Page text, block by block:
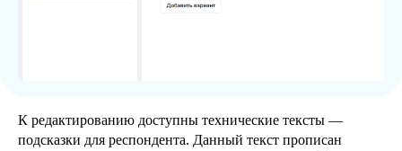
К редактированию доступны технические тексты —
подсказки для респондента. Данный текст прописан